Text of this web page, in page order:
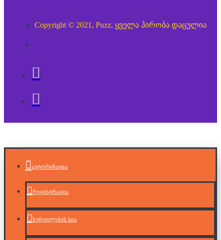
Copyright © 2021, Puzz, ყველა პირობა დაცულია
ავტორიზაცია
რეგისტრაცია
სურვილების სია